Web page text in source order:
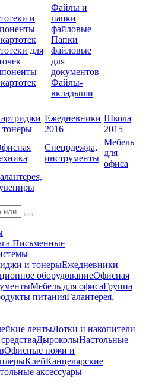
и
для
Файлы и
папки
файловые
Папки
файловые
для
документов
Файлы-
вкладыши
тонеры
Ежедневники
2016
Школа
2015
Спецодежда,
инструменты
Мебель
для
офиса
Письменные
и тонерыЕжедневники
оборудованиеОфисная
Мебель для офисаГруппа
питанияГалантерея,
лентыЛотки и накопители
ДыроколыНастольные
Офисные ножи и
КлейКанцелярские
аксессуары